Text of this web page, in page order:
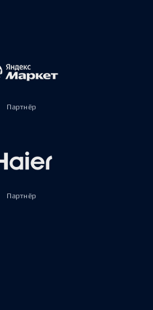
Партнёр
Партнёр